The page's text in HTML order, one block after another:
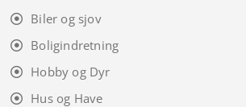
Biler og sjov
Boligindretning
Hobby og Dyr
Hus og Have